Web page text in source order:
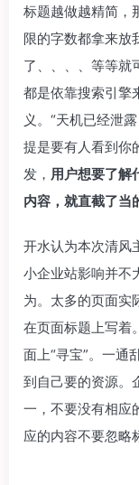
标题越做越精简，
限的字数都拿来放
了、、、、等等就
都是依靠搜索引擎
义。“天机已经泄
提是要有人看到你
发， 用户想要了解
内容，就直截了当
开水认为本次清风
小企业站影响并不
为。太多的页面实
在页面标题上写着
面上“寻宝”。一通
到自己要的资源。
一，不要没有相应
应的内容不要忽略